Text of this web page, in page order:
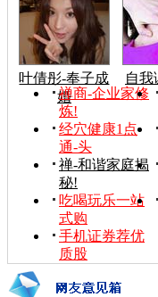
叶倩彤-奉子成
婚
自我
禅商-企业家修
炼!
经穴健康1点
通-头
禅-和谐家庭揭
秘!
吃喝玩乐一站
式购
手机证券荐优
质股